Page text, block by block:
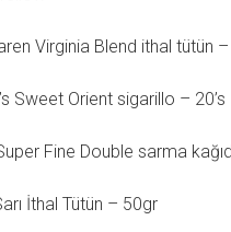
Virginia Blend ithal tütün
Sweet Orient sigarillo – 20’s
Fine Double sarma
İthal Tütün – 50gr